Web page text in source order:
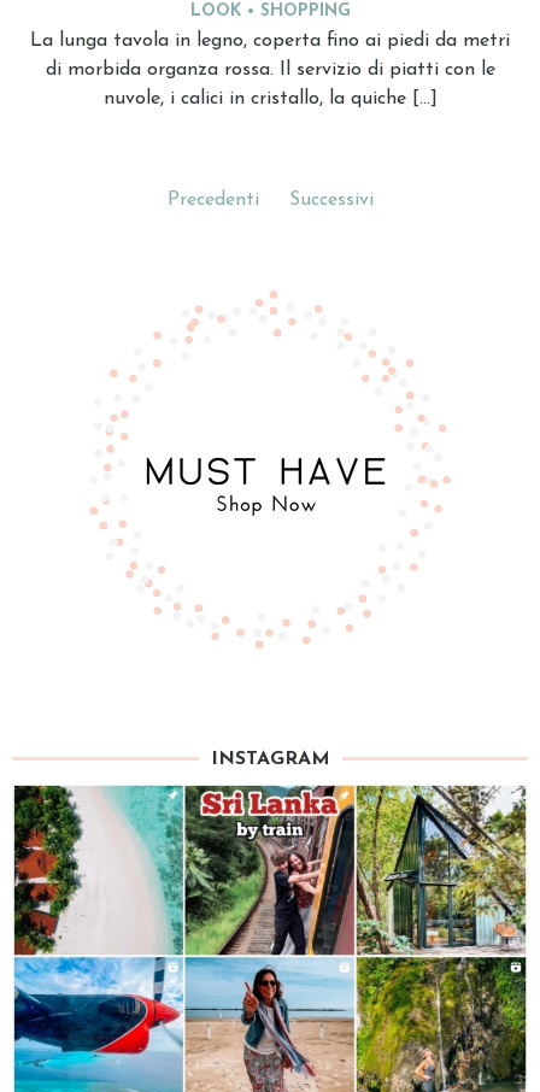
LOOK SHOPPING
La lunga tavola in legno, coperta fino ai piedi da metri
di morbida organza rossa. Il servizio di piatti con le
nuvole, i calici in cristallo, la quiche […]
Precedenti Successivi
INSTAGRAM